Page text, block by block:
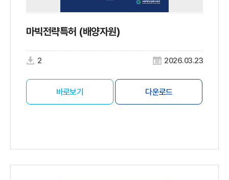
마빅전략특허 (배양자원)
2 2026.03.23
바로보기 다운로드